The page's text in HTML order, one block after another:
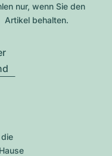
nur, wenn Sie den
Artikel behalten.